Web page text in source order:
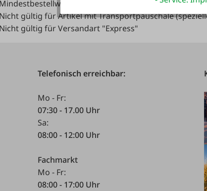
Mindestbestellwert: € 15,- (darunter Frachtkosten in
Nicht gültig für Artikel mit Transportpauschale
Nicht gültig für Versandart "Express"
Telefonisch erreichbar:
Mo - Fr:
07:30 - 17.00 Uhr
Sa:
08:00 - 12:00 Uhr
Fachmarkt
Mo - Fr:
08:00 - 17:00 Uhr